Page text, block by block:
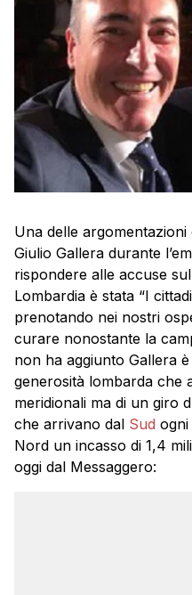
Una delle
Giulio Gallera durante
rispondere alle accuse
Lombardia è stata “I
prenotando nei nostri
curare nonostante la
non ha aggiunto Gallera
generosità lombarda che
meridionali ma di un giro
che arrivano dal Sud
Nord un incasso di 1,4
oggi dal Messaggero: